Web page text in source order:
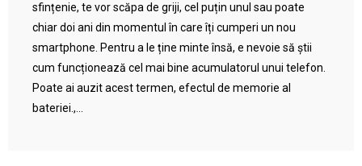
sfințenie, te vor scăpa de griji, cel puțin unul sau poate
chiar doi ani din momentul în care îți cumperi un nou
smartphone. Pentru a le ține minte însă, e nevoie să știi
cum funcționează cel mai bine acumulatorul unui telefon.
Poate ai auzit acest termen, efectul de memorie al
bateriei.,...